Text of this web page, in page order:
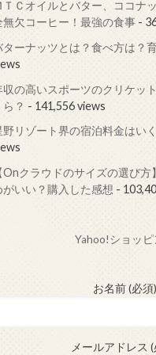
ＴＣオイルとバター、ココナ
無欠コーヒー！最強の食事 -
ターナッツとは？食べ方は？
収の高いスポーツのクリケッ
？ - 141,556 views
野リゾート界の宿泊料金はい
Onクラウドのサイズの選び方
がいい？購入した感想 -
Yahoo!ショッピ
お名前 (必須)
メールアドレス